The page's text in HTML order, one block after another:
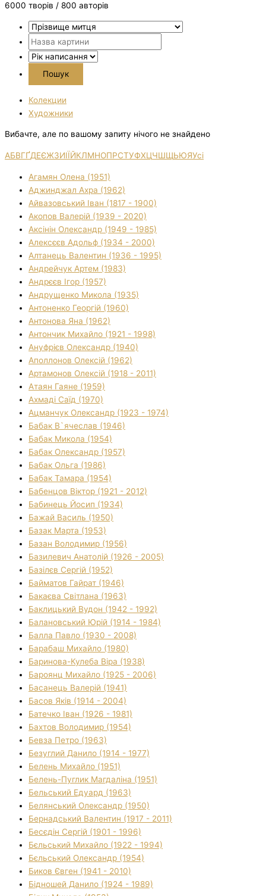
6000 творiв / 800 авторів
Колекции
Художники
Вибачте, але по вашому запиту нічого не знайдено
АБВГҐДЕЄЖЗИІЇЙКЛМНОПРСТУФХЦЧШЩЬЮЯУсі
Агамян Олена (1951)
Аджинджал Ахра (1962)
Айвазовський Іван (1817 - 1900)
Акопов Валерій (1939 - 2020)
Аксінін Олександр (1949 - 1985)
Алексєєв Адольф (1934 - 2000)
Алтанець Валентин (1936 - 1995)
Андрейчук Артем (1983)
Андрєєв Ігор (1957)
Андрущенко Микола (1935)
Антоненко Георгій (1960)
Антонова Яна (1962)
Антончик Михайло (1921 - 1998)
Ануфрієв Олександр (1940)
Аполлонов Олексій (1962)
Артамонов Олексій (1918 - 2011)
Атаян Гаяне (1959)
Ахмаді Саїд (1970)
Ацманчук Олександр (1923 - 1974)
Бабак В`ячеслав (1946)
Бабак Микола (1954)
Бабак Олександр (1957)
Бабак Ольга (1986)
Бабак Тамара (1954)
Бабенцов Віктор (1921 - 2012)
Бабинець Йосип (1934)
Бажай Василь (1950)
Базак Марта (1953)
Базан Володимир (1956)
Базилевич Анатолій (1926 - 2005)
Базілєв Сергій (1952)
Байматов Гайрат (1946)
Бакаєва Світлана (1963)
Баклицький Вудон (1942 - 1992)
Балановський Юрій (1914 - 1984)
Балла Павло (1930 - 2008)
Барабаш Михайло (1980)
Баринова-Кулеба Віра (1938)
Бароянц Михайло (1925 - 2006)
Басанець Валерій (1941)
Басов Яків (1914 - 2004)
Батечко Іван (1926 - 1981)
Бахтов Володимир (1954)
Бевза Петро (1963)
Безуглий Данило (1914 - 1977)
Белень Михайло (1951)
Белень-Пуглик Магдаліна (1951)
Бельський Едуард (1963)
Белянський Олександр (1950)
Бернадський Валентин (1917 - 2011)
Бесєдін Сергій (1901 - 1996)
Бєльський Михайло (1922 - 1994)
Бєльський Олександр (1954)
Биков Євген (1941 - 2010)
Бідношей Данило (1924 - 1989)